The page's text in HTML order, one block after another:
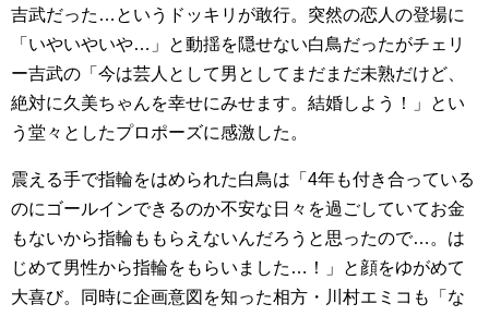
吉武だった…というドッキリが敢行。突然の恋人の登場に
「いやいやいや…」と動揺を隠せない白鳥だったがチェリ
ー吉武の「今は芸人として男としてまだまだ未熟だけど、
絶対に久美ちゃんを幸せにみせます。結婚しよう！」とい
う堂々としたプロポーズに感激した。
震える手で指輪をはめられた白鳥は「4年も付き合っている
のにゴールインできるのか不安な日々を過ごしていてお金
もないから指輪ももらえないんだろうと思ったので…。は
じめて男性から指輪をもらいました…！」と顔をゆがめて
大喜び。同時に企画意図を知った相方・川村エミコも「な